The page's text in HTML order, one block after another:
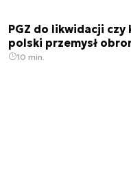
PGZ do likwidacji
polski przemysł
10 min.